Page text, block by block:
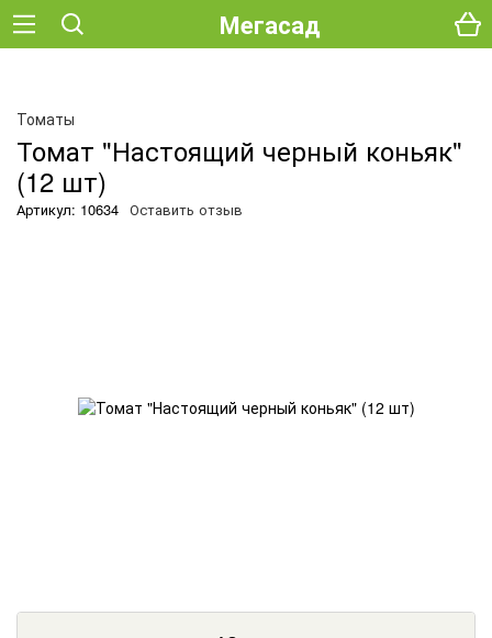
Мегасад
Томаты
Томат "Настоящий черный коньяк"
(12 шт)
Артикул: 10634 Оставить отзыв